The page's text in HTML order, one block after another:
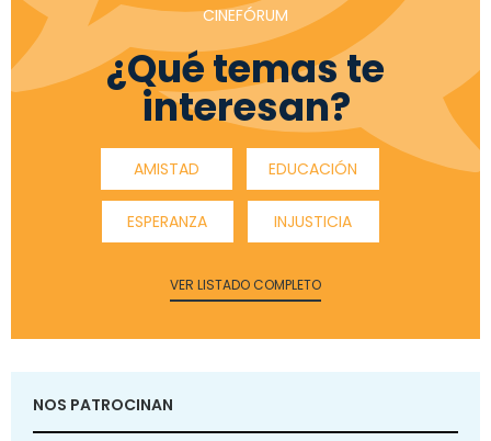
CINEFÓRUM
¿Qué temas te
interesan?
AMISTAD EDUCACIÓN
ESPERANZA INJUSTICIA
VER LISTADO COMPLETO
NOS PATROCINAN